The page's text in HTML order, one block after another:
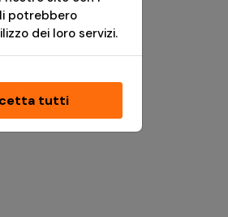
potrebbero
dei loro servizi.
tutti